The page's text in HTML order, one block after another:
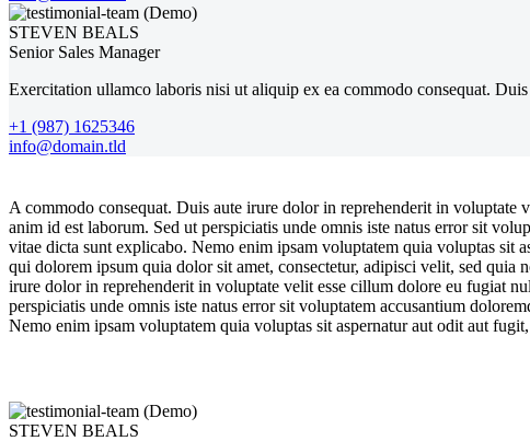
STEVEN BEALS
Senior Sales Manager
Exercitation ullamco laboris nisi ut aliquip ex ea commodo consequat.
+1 (987) 1625346
info@domain.tld
A commodo consequat. Duis aute irure dolor in reprehenderit in
anim id est laborum. Sed ut perspiciatis unde omnis iste natus error sit
vitae dicta sunt explicabo. Nemo enim ipsam voluptatem quia voluptas sit
qui dolorem ipsum quia dolor sit amet, consectetur, adipisci velit, sed
irure dolor in reprehenderit in voluptate velit esse cillum dolore eu fugiat
perspiciatis unde omnis iste natus error sit voluptatem accusantium
Nemo enim ipsam voluptatem quia voluptas sit aspernatur aut odit aut
STEVEN BEALS